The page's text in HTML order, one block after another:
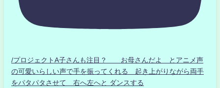
/プロジェクトA子さんも注目？ お母さんだよ とアニメ声
の可愛いらしい声で手を振ってくれる 起き上がりながら両手
をパタパタさせて 右へ左へと ダンスする